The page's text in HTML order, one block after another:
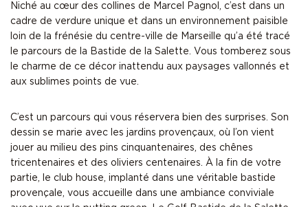
Niché au cœur des collines de Marcel Pagnol, c’est dans un
cadre de verdure unique et dans un environnement paisible
loin de la frénésie du centre-ville de Marseille qu’a été tracé
le parcours de la Bastide de la Salette. Vous tomberez sous
le charme de ce décor inattendu aux paysages vallonnés et
aux sublimes points de vue.
C’est un parcours qui vous réservera bien des surprises. Son
dessin se marie avec les jardins provençaux, où l’on vient
jouer au milieu des pins cinquantenaires, des chênes
tricentenaires et des oliviers centenaires. À la fin de votre
partie, le club house, implanté dans une véritable bastide
provençale, vous accueille dans une ambiance conviviale